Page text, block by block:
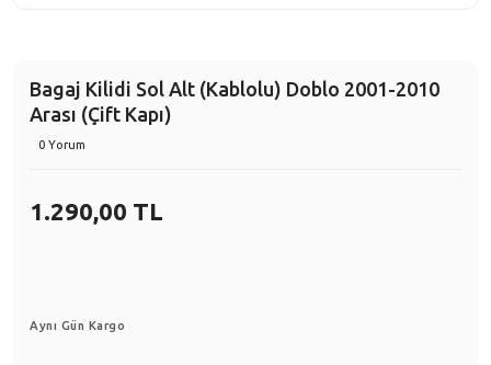
Bagaj Kilidi Sol Alt (Kablolu) Doblo 2001-2010
Arası (Çift Kapı)
0 Yorum
1.290,00 TL
Aynı Gün Kargo